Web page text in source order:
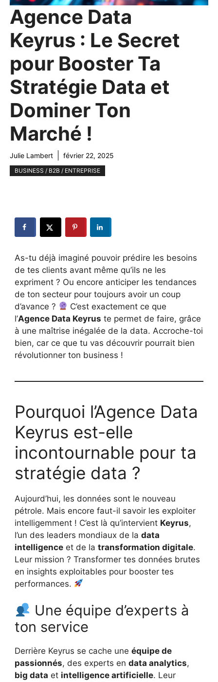
Agence Data
Keyrus : Le Secret
pour Booster Ta
Stratégie Data et
Dominer Ton
Marché !
Julie Lambert février 22, 2025
BUSINESS / B2B / ENTREPRISE
As-tu déjà imaginé pouvoir prédire les besoins
de tes clients avant même qu’ils ne les
expriment ? Ou encore anticiper les tendances
de ton secteur pour toujours avoir un coup
d’avance ?
C’est exactement ce que
l’Agence Data Keyrus te permet de faire, grâce
à une maîtrise inégalée de la data. Accroche-toi
bien, car ce que tu vas découvrir pourrait bien
révolutionner ton business !
Pourquoi l’Agence Data
Keyrus est-elle
incontournable pour ta
stratégie data ?
Aujourd’hui, les données sont le nouveau
pétrole. Mais encore faut-il savoir les exploiter
intelligemment ! C’est là qu’intervient Keyrus,
l’un des leaders mondiaux de la data
intelligence et de la transformation digitale.
Leur mission ? Transformer tes données brutes
en insights exploitables pour booster tes
performances.
Une équipe d’experts à
ton service
Derrière Keyrus se cache une équipe de
passionnés, des experts en data analytics,
big data et intelligence artificielle. Leur